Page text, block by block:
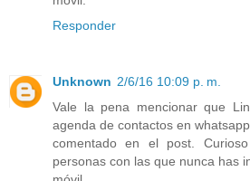
Responder
Unknown 2/6/16 10:09 p. m.
Vale la pena mencionar que
agenda de contactos en
comentado en el post.
personas con las que nunca has